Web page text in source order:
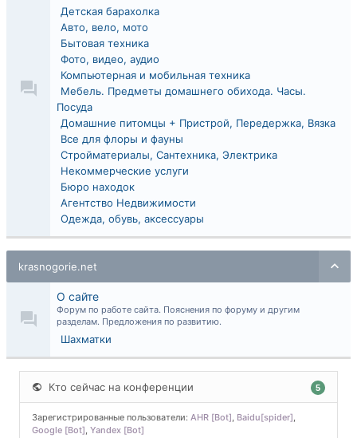
Детская барахолка
Авто, вело, мото
Бытовая техника
Фото, видео, аудио
Компьютерная и мобильная техника
Мебель. Предметы домашнего обихода. Часы.
Посуда
Домашние питомцы + Пристрой, Передержка, Вязка
Все для флоры и фауны
Стройматериалы, Сантехника, Электрика
Некоммерческие услуги
Бюро находок
Агентство Недвижимости
Одежда, обувь, аксессуары
krasnogorie.net
О сайте
Форум по работе сайта. Пояснения по форуму и другим
разделам. Предложения по развитию.
Шахматки
Кто сейчас на конференции 5
Зарегистрированные пользователи: AHR [Bot], Baidu[spider],
Google [Bot], Yandex [Bot]